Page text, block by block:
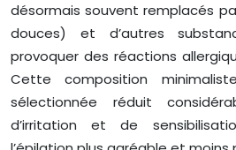
désormais souvent remplacés
douces) et d’autres
provoquer des réactions
Cette composition
sélectionnée réduit
d’irritation et de